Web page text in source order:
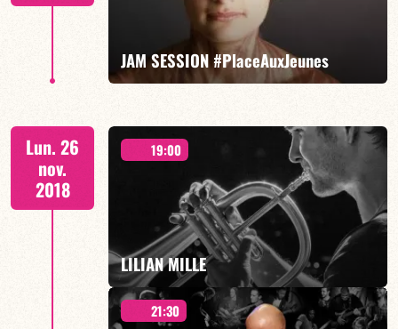
JAM SESSION #PlaceAuxJeunes
EN SAVOIR PLUS
Lun. 26
nov.
2018
19:00
LILIAN MILLE
21:30